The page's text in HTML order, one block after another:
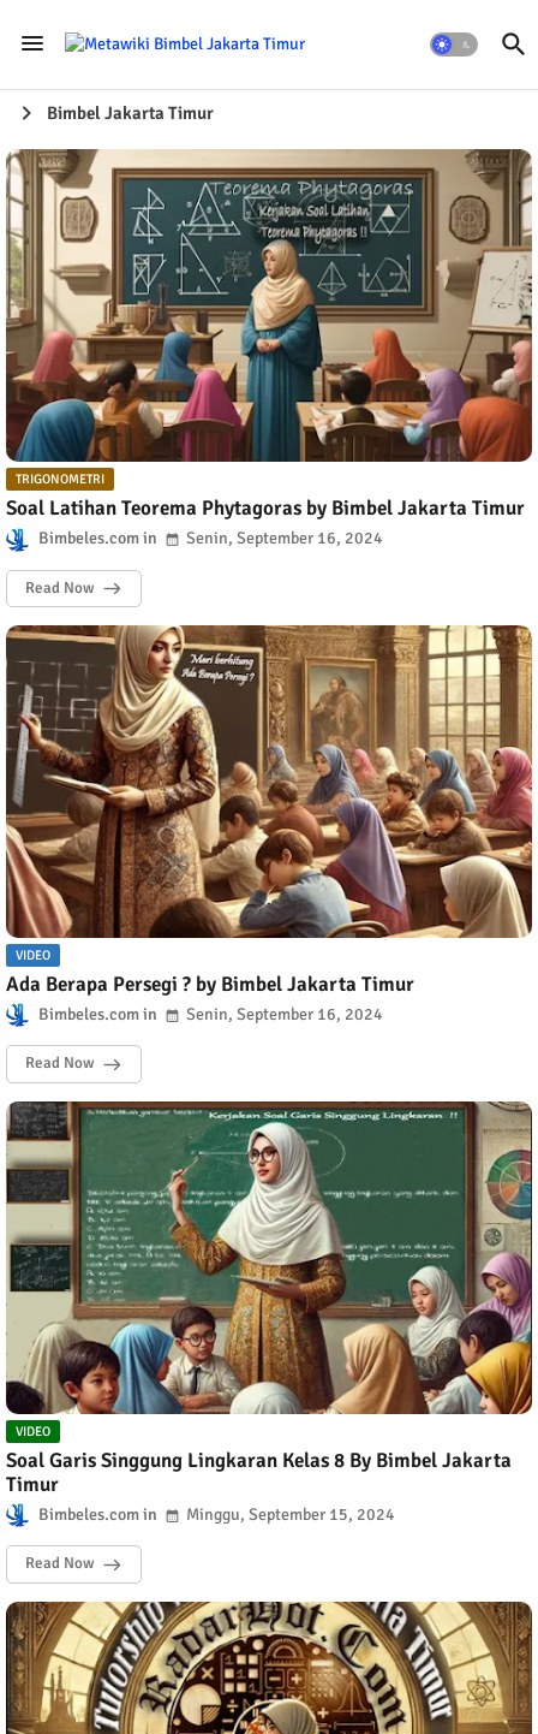
Bimbel Jakarta Timur
TRIGONOMETRI
Soal Latihan Teorema Phytagoras by Bimbel Jakarta Timur
Bimbeles.com Senin, September 16, 2024
Read Now
VIDEO
Ada Berapa Persegi ? by Bimbel Jakarta Timur
Bimbeles.com Senin, September 16, 2024
Read Now
VIDEO
Soal Garis Singgung Lingkaran Kelas 8 By Bimbel Jakarta
Timur
Bimbeles.com Minggu, September 15, 2024
Read Now